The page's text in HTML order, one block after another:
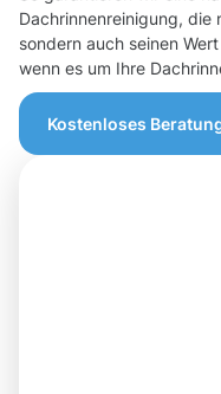
Dachrinnenreinigung, die
sondern auch seinen
wenn es um Ihre
Kostenloses